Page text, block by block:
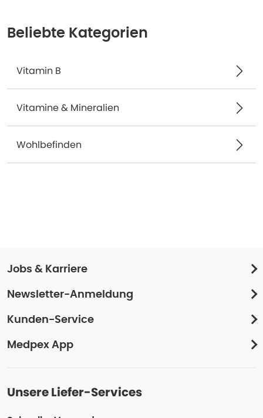
Beliebte Kategorien
Vitamin B
Vitamine & Mineralien
Wohlbefinden
Jobs & Karriere
Newsletter-Anmeldung
Kunden-Service
Medpex App
Unsere Liefer-Services